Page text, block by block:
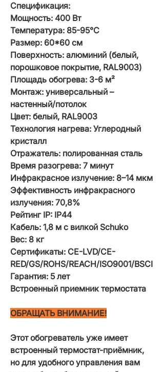
Спецификация:
Мощность: 400 Вт
Температура: 85-95°С
Размер: 60*60 см
Поверхность: алюминий (белый,
порошковое покрытие, RAL9003)
Площадь обогрева: 3-6 м²
Монтаж: универсальный –
настенный/потолок
Цвет: белый, RAL9003
Технология нагрева: Углеродный
кристалл
Отражатель: полированная сталь
Время разогрева: 7 минут
Инфракрасное излучение: 8–14 мкм
Эффективность инфракрасного
излучения: 70,8%
Рейтинг IP: IP44
Кабель: 1,8 м с вилкой Schuko
Вес: 8 кг
Сертификаты: CE-LVD/CE-
RED/GS/ROHS/REACH/ISO9001/BSCI
Гарантия: 5 лет
Встроенный приемник термостата
ОБРАЩАТЬ ВНИМАНИЕ!
Этот обогреватель уже имеет
встроенный термостат-приёмник,
но для удобного управления вам